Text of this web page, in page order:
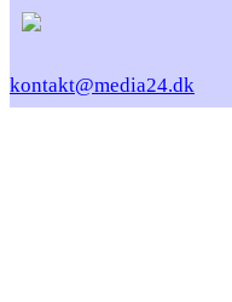
kontakt@media24.dk